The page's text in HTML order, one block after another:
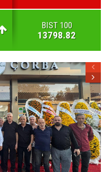
BIST 100
13798.82